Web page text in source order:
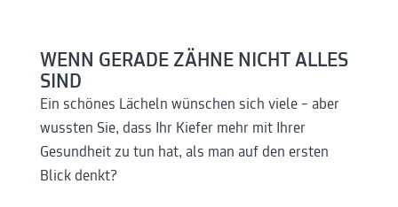
WENN GERADE ZÄHNE NICHT ALLES
SIND
Ein schönes Lächeln wünschen sich viele – aber
wussten Sie, dass Ihr Kiefer mehr mit Ihrer
Gesundheit zu tun hat, als man auf den ersten
Blick denkt?